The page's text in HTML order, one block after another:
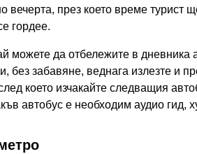
вечерта, през което време турист
гордее.
можете да отбележите в дневника
без забавяне, веднага излезте и
което изчакайте следващия
автобус е необходим аудио гид,